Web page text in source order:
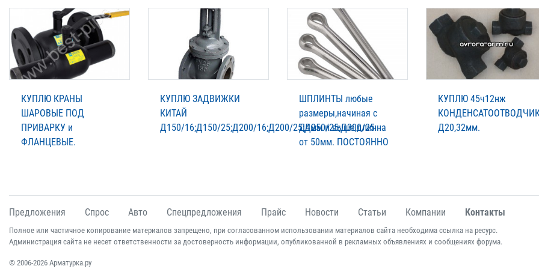
КУПЛЮ КРАНЫ
ШАРОВЫЕ ПОД
ПРИВАРКУ и
ФЛАНЦЕВЫЕ.
КУПЛЮ ЗАДВИЖКИ
КИТАЙ
Д150/16;Д150/25;Д200/16;Д200/25;Д250/25;Д300/25
ШПЛИНТЫ любые
размеры,начиная с
Д4мм и выше,длинна
от 50мм. ПОСТОЯННО
КУПЛЮ 45ч12нж
Д20,32мм.
Предложения Спрос Авто Спецпредложения Прайс Новости Статьи Компании Контакты
Полное или частичное копирование материалов запрещено, при согласованном использовании материалов сайта необходима ссылка на ресурс.
Администрация сайта не несет ответственности за достоверность информации, опубликованной в рекламных объявлениях и сообщениях форума.
© 2006-2026 Арматурка.ру